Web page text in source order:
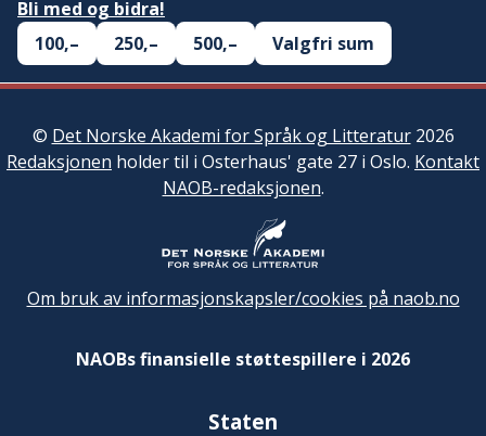
Bli med og bidra!
100,–
250,– 500,– Valgfri sum
© Det Norske Akademi for Språk og Litteratur2026
Redaksjonen holder til i Osterhaus' gate 27 i Oslo. Kontakt
NAOB-redaksjonen.
Om bruk av informasjonskapsler/cookies på naob.no
NAOBs finansielle støttespillere i 2026
Staten